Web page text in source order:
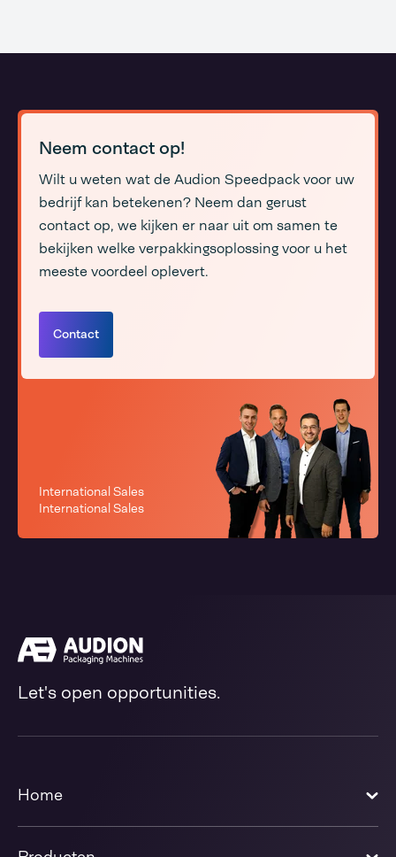
Neem contact op!
Wilt u weten wat de Audion Speedpack voor uw
bedrijf kan betekenen? Neem dan gerust
contact op, we kijken er naar uit om samen te
bekijken welke verpakkingsoplossing voor u het
meeste voordeel oplevert.
Contact
International Sales
International Sales
Let's open opportunities.
Home